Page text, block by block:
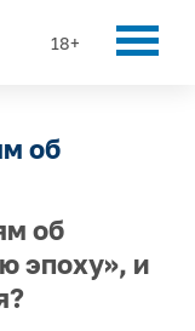
18+
об
об
эпоху», и